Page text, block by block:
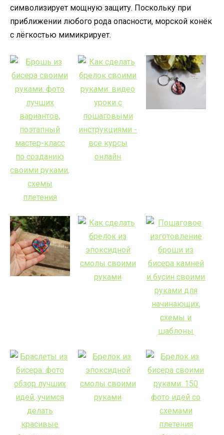
символизирует мощную защиту. Поскольку при
приближении любого рода опасности, морской конёк
с лёгкостью мимикрирует.